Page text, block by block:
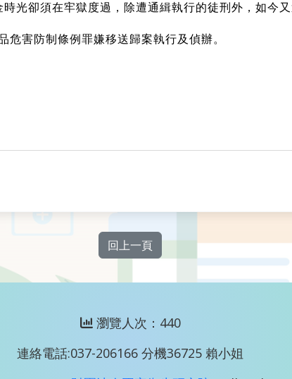
光卻須在牢獄度過，除遭通緝執行的徒刑外，如今
害防制條例罪嫌移送歸案執行及偵辦。
回上一頁
瀏覽人次：440
連絡電話:037-206166 分機36725 賴小姐